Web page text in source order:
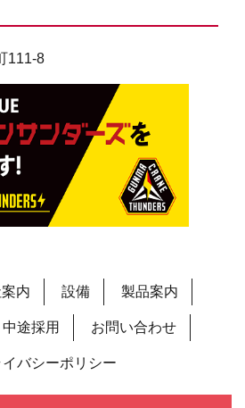
111-8
内 設備 製品案内
中途採用 お問い合わせ
イバシーポリシー